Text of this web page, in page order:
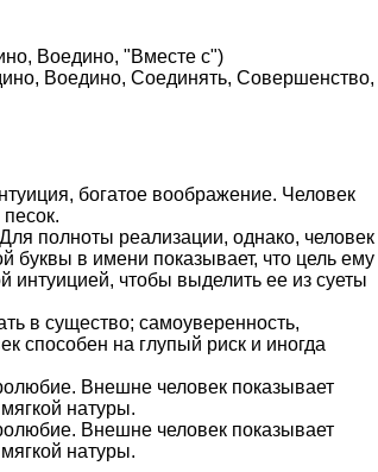
Воедино, "Вместе с")
Воедино, Соединять, Совершенство,
богатое воображение. Человек
полноты реализации, однако, человек
буквы в имени показывает, что цель ему
интуицией, чтобы выделить ее из суеты
в существо; самоуверенность,
способен на глупый риск и иногда
Внешне человек показывает
натуры.
Внешне человек показывает
натуры.